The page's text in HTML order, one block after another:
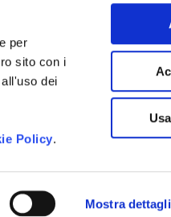
per
sito con i
dei
Policy.
Mostra dettagli